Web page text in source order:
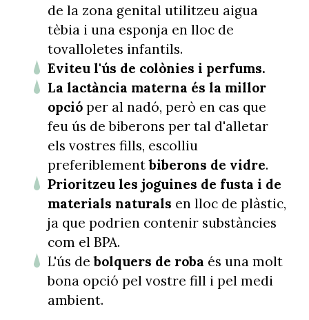
de la zona genital utilitzeu aigua
tèbia i una esponja en lloc de
tovalloletes infantils.
Eviteu l'ús de colònies i perfums.
La lactància materna és la millor
opcióper al nadó, però en cas que
feu ús de biberons per tal d'alletar
els vostres fills, escolliu
preferiblementbiberons de vidre.
Prioritzeu les joguines de fusta i de
materials naturals en lloc de plàstic,
ja que podrien contenir substàncies
com el BPA.
L'ús debolquers de roba és una molt
bona opció pel vostre fill i pel medi
ambient.